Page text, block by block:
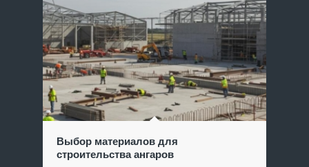
Выбор материалов для
строительства ангаров